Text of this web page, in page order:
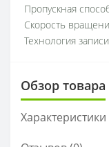
Пропускная
Скорость
Технология
Обзор товара
Характеристики